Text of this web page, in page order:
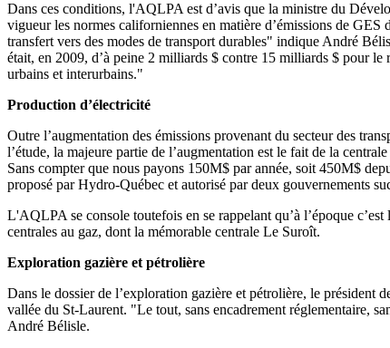
Dans ces conditions, l'AQLPA est d’avis que la ministre du
vigueur les normes californiennes en matière d’émissions de
transfert vers des modes de transport durables" indique André
était, en 2009, d’à peine 2 milliards $ contre 15 milliards $ pour
urbains et interurbains."
Production d’électricité
Outre l’augmentation des émissions provenant du secteur des
l’étude, la majeure partie de l’augmentation est le fait de la
Sans compter que nous payons 150M$ par année, soit 450M$
proposé par Hydro-Québec et autorisé par deux gouvernements
L'AQLPA se console toutefois en se rappelant qu’à l’époque
centrales au gaz, dont la mémorable centrale Le Suroît.
Exploration gazière et pétrolière
Dans le dossier de l’exploration gazière et pétrolière, le
vallée du St-Laurent. "Le tout, sans encadrement réglementaire,
André Bélisle.